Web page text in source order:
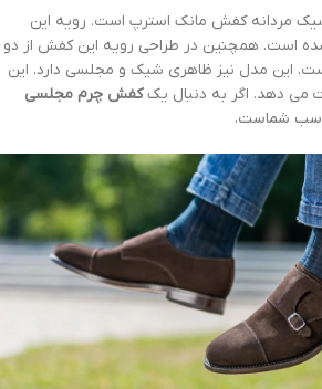
مردانه کفش مانک استرپ است. رویه این
است. همچنین در طراحی رویه این کفش از دو
این مدل نیز ظاهری شیک و مجلسی دارد. این
می دهد. اگر به دنبال یککفش چرم مجلسی
شماست.